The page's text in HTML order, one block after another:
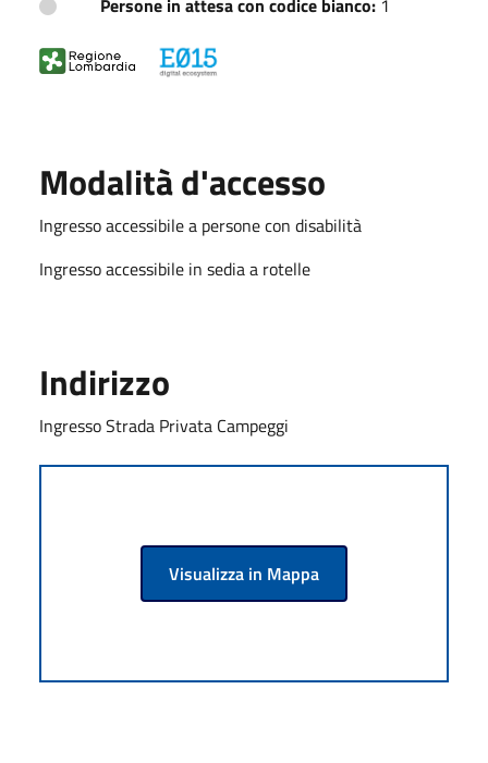
Modalità d'accesso
Ingresso accessibile a persone con disabilità
Ingresso accessibile in sedia a rotelle
Indirizzo
Ingresso Strada Privata Campeggi
Visualizza in Mappa